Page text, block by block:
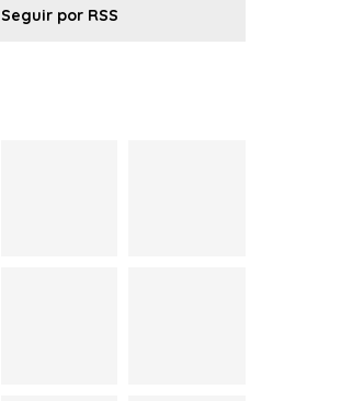
Seguir por RSS